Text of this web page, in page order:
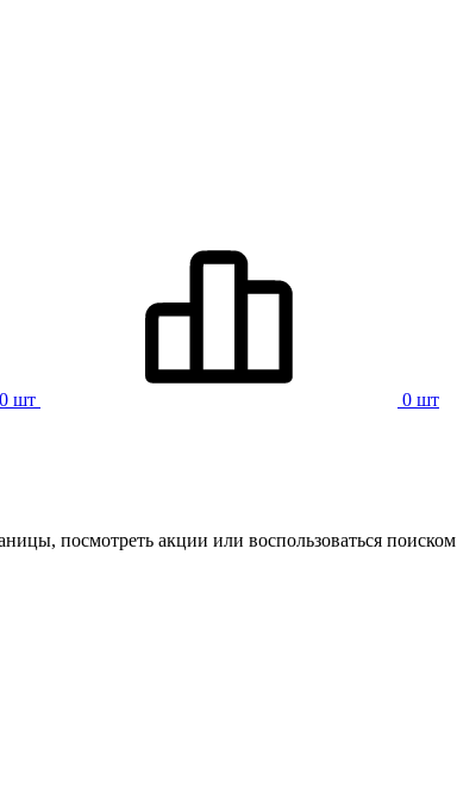
0 шт 0 шт
посмотреть акции или воспользоваться поиском